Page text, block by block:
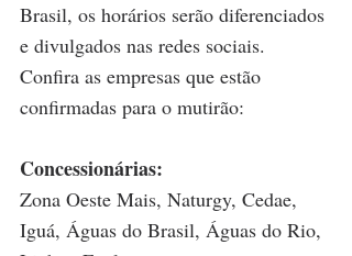
Brasil, os horários serão diferenciados
e divulgados nas redes sociais.
Confira as empresas que estão
confirmadas para o mutirão:
Concessionárias:
Zona Oeste Mais, Naturgy, Cedae,
Iguá, Águas do Brasil, Águas do Rio,